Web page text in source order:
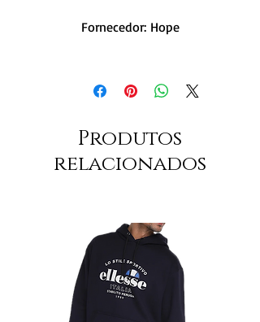
Fornecedor: Hope
Produtos
relacionados